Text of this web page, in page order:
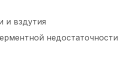
и вздутия
недостаточности